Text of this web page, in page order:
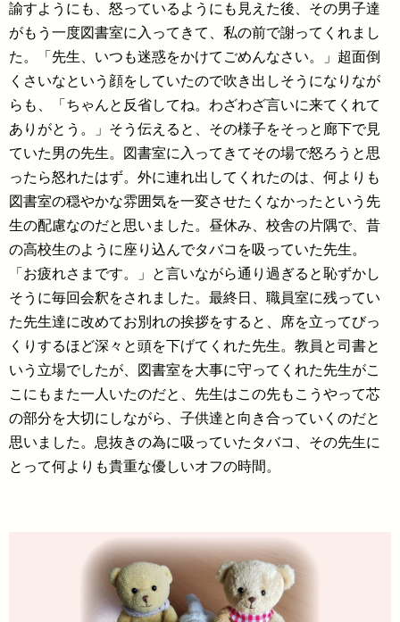
諭すようにも、怒っているようにも見えた後、その男子達
がもう一度図書室に入ってきて、私の前で謝ってくれまし
た。「先生、いつも迷惑をかけてごめんなさい。」超面倒
くさいなという顔をしていたので吹き出しそうになりなが
らも、「ちゃんと反省してね。わざわざ言いに来てくれて
ありがとう。」そう伝えると、その様子をそっと廊下で見
ていた男の先生。図書室に入ってきてその場で怒ろうと思
ったら怒れたはず。外に連れ出してくれたのは、何よりも
図書室の穏やかな雰囲気を一変させたくなかったという先
生の配慮なのだと思いました。昼休み、校舎の片隅で、昔
の高校生のように座り込んでタバコを吸っていた先生。
「お疲れさまです。」と言いながら通り過ぎると恥ずかし
そうに毎回会釈をされました。最終日、職員室に残ってい
た先生達に改めてお別れの挨拶をすると、席を立ってびっ
くりするほど深々と頭を下げてくれた先生。教員と司書と
いう立場でしたが、図書室を大事に守ってくれた先生がこ
こにもまた一人いたのだと、先生はこの先もこうやって芯
の部分を大切にしながら、子供達と向き合っていくのだと
思いました。息抜きの為に吸っていたタバコ、その先生に
とって何よりも貴重な優しいオフの時間。